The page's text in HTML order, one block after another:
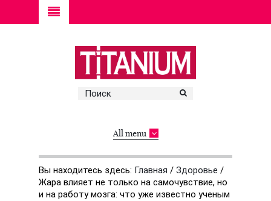
All menu
Вы находитесь здесь: Главная / Здоровье /
Жара влияет не только на самочувствие, но
и на работу мозга: что уже известно ученым